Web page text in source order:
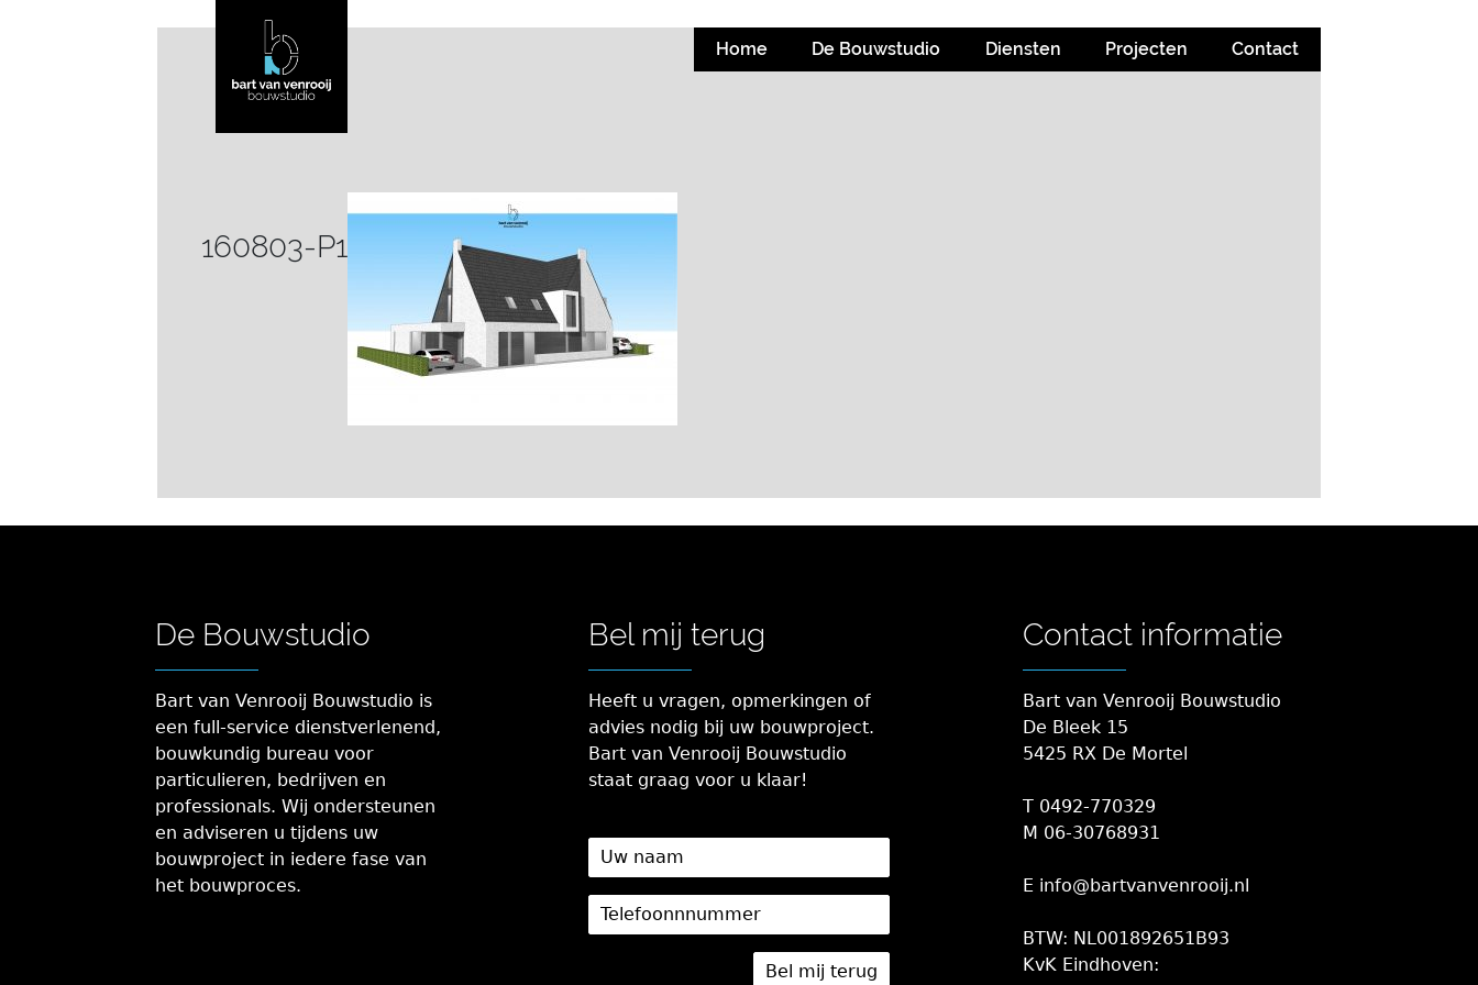
Home De Bouwstudio Diensten Projecten Contact
160803-P1
De Bouwstudio
Bart van Venrooij Bouwstudio is
een full-service dienstverlenend,
bouwkundig bureau voor
particulieren, bedrijven en
professionals. Wij ondersteunen
en adviseren u tijdens uw
bouwproject in iedere fase van
het bouwproces.
Bel mij terug
Heeft u vragen, opmerkingen of
advies nodig bij uw bouwproject.
Bart van Venrooij Bouwstudio
staat graag voor u klaar!
Contact informatie
Bart van Venrooij Bouwstudio
De Bleek 15
5425 RX De Mortel
T 0492-770329
M 06-30768931
E info@bartvanvenrooij.nl
BTW: NL001892651B93
KvK Eindhoven: